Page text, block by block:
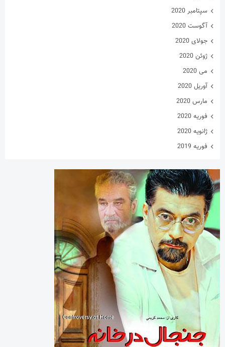
آوریل 2020
مارس 2020
فوریه 2020
ژانویه 2020
فوریه 2019